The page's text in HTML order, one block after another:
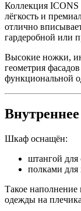
Коллекция ICONS
лёгкость и
отлично
гардеробной или
Высокие ножки,
геометрия
функциональной
Шкаф оснащён:
штангой
полками для
Такое наполнение
одежды на